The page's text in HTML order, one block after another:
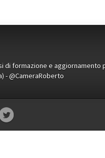
formazione e
- @CameraRoberto